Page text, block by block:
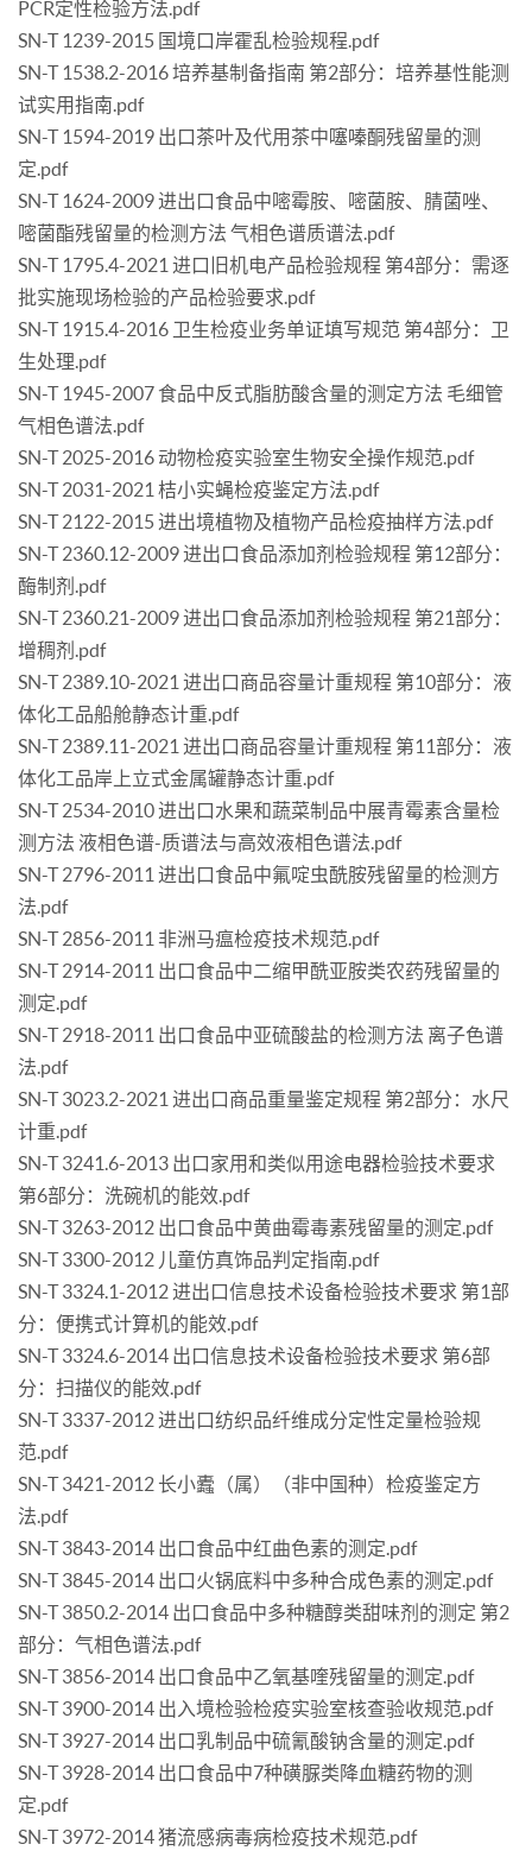
PCR定性检验方法.pdf
SN-T 1239-2015 国境口岸霍乱检验规程.pdf
SN-T 1538.2-2016 培养基制备指南 第2部分：培养基性能测
试实用指南.pdf
SN-T 1594-2019 出口茶叶及代用茶中噻嗪酮残留量的测
定.pdf
SN-T 1624-2009 进出口食品中嘧霉胺、嘧菌胺、腈菌唑、
嘧菌酯残留量的检测方法 气相色谱质谱法.pdf
SN-T 1795.4-2021 进口旧机电产品检验规程 第4部分：需逐
批实施现场检验的产品检验要求.pdf
SN-T 1915.4-2016 卫生检疫业务单证填写规范 第4部分：卫
生处理.pdf
SN-T 1945-2007 食品中反式脂肪酸含量的测定方法 毛细管
气相色谱法.pdf
SN-T 2025-2016 动物检疫实验室生物安全操作规范.pdf
SN-T 2031-2021 桔小实蝇检疫鉴定方法.pdf
SN-T 2122-2015 进出境植物及植物产品检疫抽样方法.pdf
SN-T 2360.12-2009 进出口食品添加剂检验规程 第12部分：
酶制剂.pdf
SN-T 2360.21-2009 进出口食品添加剂检验规程 第21部分：
增稠剂.pdf
SN-T 2389.10-2021 进出口商品容量计重规程 第10部分：液
体化工品船舱静态计重.pdf
SN-T 2389.11-2021 进出口商品容量计重规程 第11部分：液
体化工品岸上立式金属罐静态计重.pdf
SN-T 2534-2010 进出口水果和蔬菜制品中展青霉素含量检
测方法 液相色谱-质谱法与高效液相色谱法.pdf
SN-T 2796-2011 进出口食品中氟啶虫酰胺残留量的检测方
法.pdf
SN-T 2856-2011 非洲马瘟检疫技术规范.pdf
SN-T 2914-2011 出口食品中二缩甲酰亚胺类农药残留量的
测定.pdf
SN-T 2918-2011 出口食品中亚硫酸盐的检测方法 离子色谱
法.pdf
SN-T 3023.2-2021 进出口商品重量鉴定规程 第2部分：水尺
计重.pdf
SN-T 3241.6-2013 出口家用和类似用途电器检验技术要求
第6部分：洗碗机的能效.pdf
SN-T 3263-2012 出口食品中黄曲霉毒素残留量的测定.pdf
SN-T 3300-2012 儿童仿真饰品判定指南.pdf
SN-T 3324.1-2012 进出口信息技术设备检验技术要求 第1部
分：便携式计算机的能效.pdf
SN-T 3324.6-2014 出口信息技术设备检验技术要求 第6部
分：扫描仪的能效.pdf
SN-T 3337-2012 进出口纺织品纤维成分定性定量检验规
范.pdf
SN-T 3421-2012 长小蠹（属）（非中国种）检疫鉴定方
法.pdf
SN-T 3843-2014 出口食品中红曲色素的测定.pdf
SN-T 3845-2014 出口火锅底料中多种合成色素的测定.pdf
SN-T 3850.2-2014 出口食品中多种糖醇类甜味剂的测定 第2
部分：气相色谱法.pdf
SN-T 3856-2014 出口食品中乙氧基喹残留量的测定.pdf
SN-T 3900-2014 出入境检验检疫实验室核查验收规范.pdf
SN-T 3927-2014 出口乳制品中硫氰酸钠含量的测定.pdf
SN-T 3928-2014 出口食品中7种磺脲类降血糖药物的测
定.pdf
SN-T 3972-2014 猪流感病毒病检疫技术规范.pdf